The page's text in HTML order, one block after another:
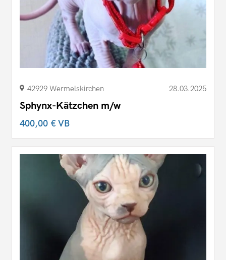
42929 Wermelskirchen 28.03.2025
Sphynx-Kätzchen m/w
400,00 €VB